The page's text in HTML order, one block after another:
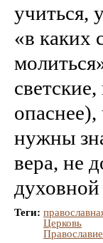
учиться,
«в каких
нужны
вера, не
Теги:
Церковь
Православие